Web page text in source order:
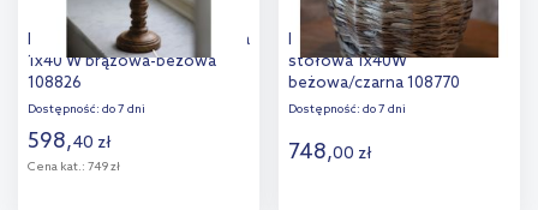
Markslöjd Ano lampa stołowa
1x40 W brązowa-beżowa
108826
Dostępność: do 7 dni
598,40 zł
Cena kat.: 749 zł
Markslöjd Paglia lampa
stołowa 1x40W
beżowa/czarna 108770
Dostępność: do 7 dni
748,00 zł